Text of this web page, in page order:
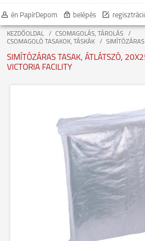
én PapírDepom belépés
KEZDŐOLDAL
CSOMAGOLÁS, TÁROLÁS
CSOMAGOLÓ TASAKOK, TÁSKÁK
SIMÍTÓZÁRAS TASAK, ÁTLÁTSZÓ,
VICTORIA FACILITY